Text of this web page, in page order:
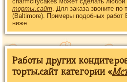
торты.сайт. Для заказа звоните по
(Baltimore). Примеры подобных работ
ниже
Работы других
торты.сайт категории «